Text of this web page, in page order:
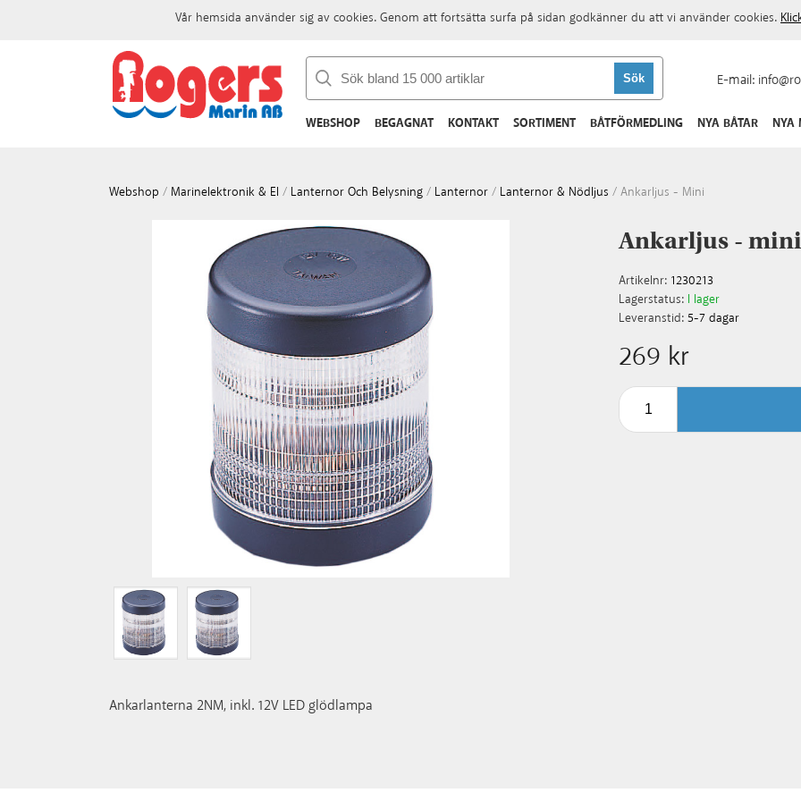
E-mail:
WEBSHOP BEGAGNAT KONTAKT SORTIMENT BÅTFÖRMEDLING NYA BÅTAR NYA
Webshop / Marinelektronik & El / Lanternor Och Belysning / Lanternor / Lanternor & Nödljus / Ankarljus - Mini
Ankarljus - mini
Artikelnr: 1230213
Lagerstatus: I lager
Leveranstid: 5-7 dagar
269 kr
Ankarlanterna 2NM, inkl. 12V LED glödlampa
Vår hemsida använder sig av cookies. Genom att fortsätta surfa på sidan godkänner du att vi använder cookies.